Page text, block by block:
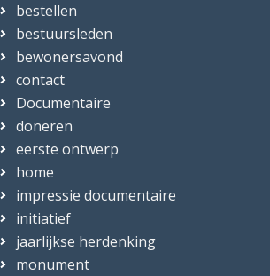
bestellen
bestuursleden
bewonersavond
contact
Documentaire
doneren
eerste ontwerp
home
impressie documentaire
initiatief
jaarlijkse herdenking
monument